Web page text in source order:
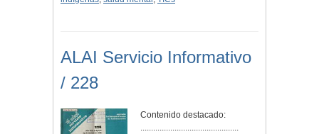
ALAI Servicio Informativo
/ 228
Contenido destacado:
..............................................